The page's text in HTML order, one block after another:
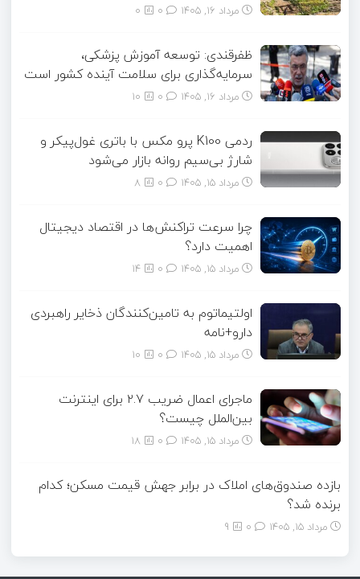
مرداد ۱۶, ۱۴۰۵ 0
ظفرقندی: توسعه آموزش پزشکی،
سرمایه‌گذاری برای سلامت آینده کشور است
مرداد ۱۶, ۱۴۰۵ 10
ردمی K100 پرو مکس با باتری غول‌پیکر و
شارژ بی‌سیم روانه بازار می‌شود
مرداد ۱۵, ۱۴۰۵ 8
چرا سرعت تراکنش‌ها در اقتصاد دیجیتال
اهمیت دارد؟
مرداد ۱۵, ۱۴۰۵ 14
اولتیماتوم به تامین‌کنندگان ذخایر راهبردی
دارو+نامه
مرداد ۱۵, ۱۴۰۵ 10
ماجرای اعمال ضریب ۲.۷ برای اینترنت
بین‌الملل چیست؟
مرداد ۱۵, ۱۴۰۵ 18
بازده صندوق‌های املاک در برابر جهش قیمت مسکن؛ کدام
برنده شد؟
مرداد ۱۵, ۱۴۰۵ 9